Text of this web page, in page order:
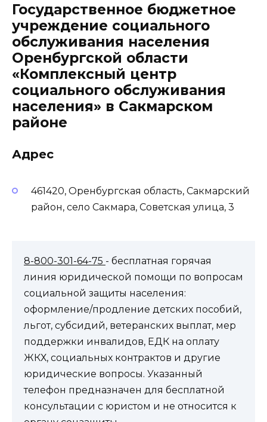
Государственное бюджетное
учреждение социального
обслуживания населения
Оренбургской области
«Комплексный центр
социального обслуживания
населения» в Сакмарском
районе
Адрес
461420, Оренбургская область, Сакмарский
район, село Сакмара, Советская улица, 3
8-800-301-64-75 - бесплатная горячая
линия юридической помощи по вопросам
социальной защиты населения:
оформление/продление детских пособий,
льгот, субсидий, ветеранских выплат, мер
поддержки инвалидов, ЕДК на оплату
ЖКХ, социальных контрактов и другие
юридические вопросы. Указанный
телефон предназначен для бесплатной
консультации с юристом и не относится к